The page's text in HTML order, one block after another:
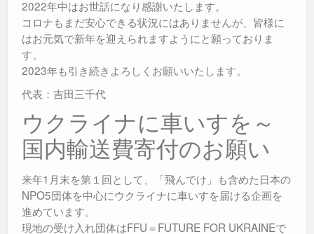
2022年中はお世話になり感謝いたします。
コロナもまだ安心できる状況にはありませんが、皆様に
はお元気で新年を迎えられますようにと願っておりま
す。
2023年も引き続きよろしくお願いいたします。
代表：吉田三千代
ウクライナに車いすを～
国内輸送費寄付のお願い
来年1月末を第１回として、「飛んでけ」も含めた日本の
NPO5団体を中心にウクライナに車いすを届ける企画を
進めています。
現地の受け入れ団体はFFU＝FUTURE FOR UKRAINEで